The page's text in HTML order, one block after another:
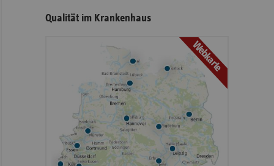
Qualität im Krankenhaus
Webkarte